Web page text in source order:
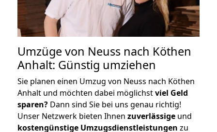
Umzüge von Neuss nach Köthen
Anhalt: Günstig umziehen
Sie planen einen Umzug von Neuss nach Köthen
Anhalt und möchten dabei möglichstviel Geld
sparen? Dann sind Sie bei uns genau richtig!
Unser Netzwerk bieten Ihnen zuverlässige und
kostengünstige Umzugsdienstleistungen zu